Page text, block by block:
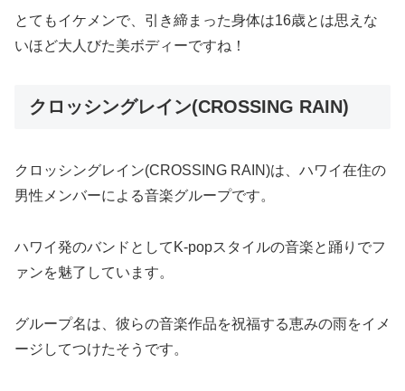
とてもイケメンで、引き締まった身体は16歳とは思えな
いほど大人びた美ボディーですね！
クロッシングレイン(CROSSING RAIN)
クロッシングレイン(CROSSING RAIN)は、ハワイ在住の
男性メンバーによる音楽グループです。
ハワイ発のバンドとしてK-popスタイルの音楽と踊りでフ
ァンを魅了しています。
グループ名は、彼らの音楽作品を祝福する恵みの雨をイメ
ージしてつけたそうです。